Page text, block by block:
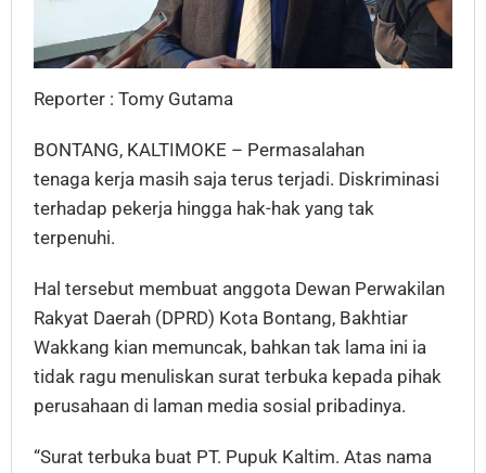
Reporter : Tomy Gutama
BONTANG, KALTIMOKE – Permasalahan
tenaga kerja masih saja terus terjadi. Diskriminasi
terhadap pekerja hingga hak-hak yang tak
terpenuhi.
Hal tersebut membuat anggota Dewan Perwakilan
Rakyat Daerah (DPRD) Kota Bontang, Bakhtiar
Wakkang kian memuncak, bahkan tak lama ini ia
tidak ragu menuliskan surat terbuka kepada pihak
perusahaan di laman media sosial pribadinya.
“Surat terbuka buat PT. Pupuk Kaltim. Atas nama